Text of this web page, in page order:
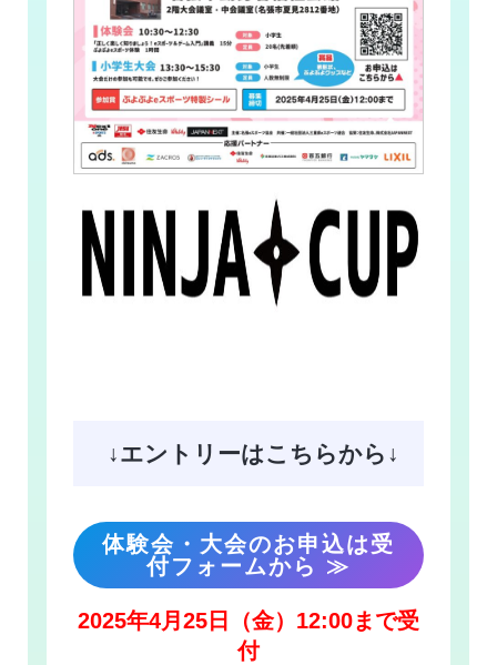
↓エントリーはこちらから↓
体験会・大会のお申込は受
付フォームから ≫
2025年4月25日（金）12:00まで受
付